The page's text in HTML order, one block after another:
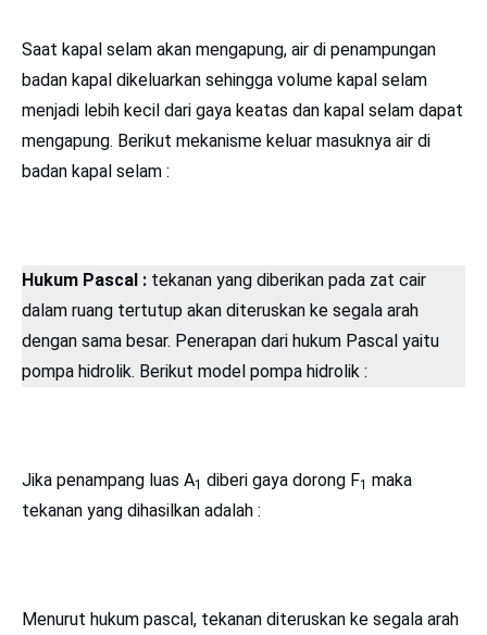
Saat kapal selam akan mengapung, air di penampungan
badan kapal dikeluarkan sehingga volume kapal selam
menjadi lebih kecil dari gaya keatas dan kapal selam dapat
mengapung. Berikut mekanisme keluar masuknya air di
badan kapal selam :
Hukum Pascal : tekanan yang diberikan pada zat cair
dalam ruang tertutup akan diteruskan ke segala arah
dengan sama besar. Penerapan dari hukum Pascal yaitu
pompa hidrolik. Berikut model pompa hidrolik :
Jika penampang luas A1 diberi gaya dorong F1 maka
tekanan yang dihasilkan adalah :
Menurut hukum pascal, tekanan diteruskan ke segala arah